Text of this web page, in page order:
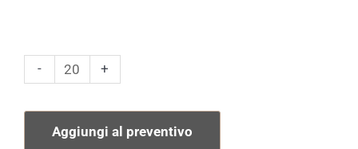
-
Tumbler
Solisti
quantità
+
Aggiungi al preventivo